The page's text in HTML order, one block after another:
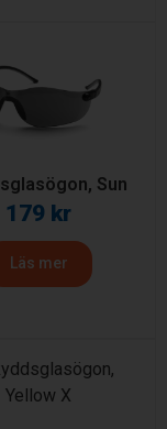
Sun
179 kr
Läs mer